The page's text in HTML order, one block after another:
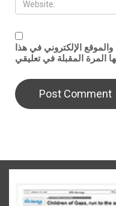
الإلكتروني في هذا